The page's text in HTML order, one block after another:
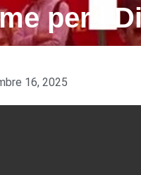
per i
16, 2025